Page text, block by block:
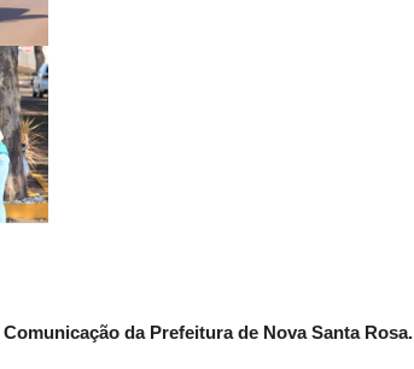
da Prefeitura de Nova Santa Rosa.